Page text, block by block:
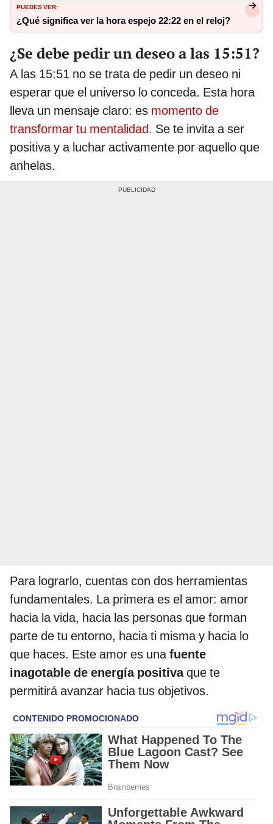
PUEDES VER:
¿Qué significa ver la hora espejo 22:22 en el reloj?
¿Se debe pedir un deseo a las 15:51?
A las 15:51 no se trata de pedir un deseo ni
esperar que el universo lo conceda. Esta hora
lleva un mensaje claro: es momento de
transformar tu mentalidad. Se te invita a ser
positiva y a luchar activamente por aquello que
anhelas.
Para lograrlo, cuentas con dos herramientas
fundamentales. La primera es el amor: amor
hacia la vida, hacia las personas que forman
parte de tu entorno, hacia ti misma y hacia lo
que haces. Este amor es una fuente
inagotable de energía positivaque te
permitirá avanzar hacia tus objetivos.